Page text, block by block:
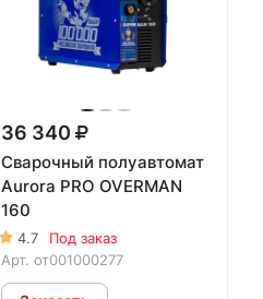
36 340
Сварочный полуавтомат
Aurora PRO OVERMAN
160
4.7
Под заказ
Арт.от001000277